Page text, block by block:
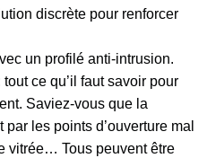
un profilé anti-intrusion.
ce qu’il faut savoir pour
Saviez-vous que la
les points d’ouverture mal
vitrée… Tous peuvent être